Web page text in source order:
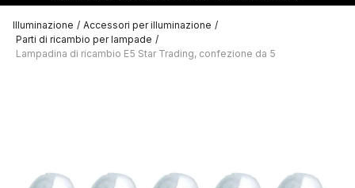
Illuminazione / Accessori per illuminazione /
Parti di ricambio per lampade /
Lampadina di ricambio E5 Star Trading, confezione da 5